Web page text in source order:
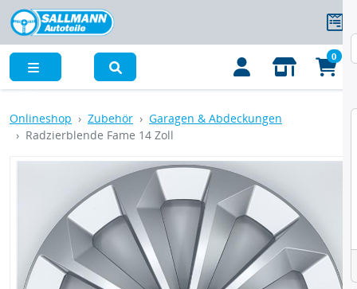
0
Onlineshop Zubehör
Garagen & Abdeckungen
Radzierblende Fame 14 Zoll